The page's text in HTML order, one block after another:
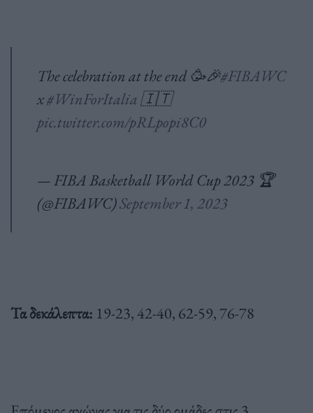
The celebration at the end 🥳🎉#FIBAWC
x#WinForItalia 🇮🇹
pic.twitter.com/pRLpopi8C0
— FIBA Basketball World Cup 2023 🏆
(@FIBAWC)September 1, 2023
Τα δεκάλεπτα: 19-23, 42-40, 62-59, 76-78